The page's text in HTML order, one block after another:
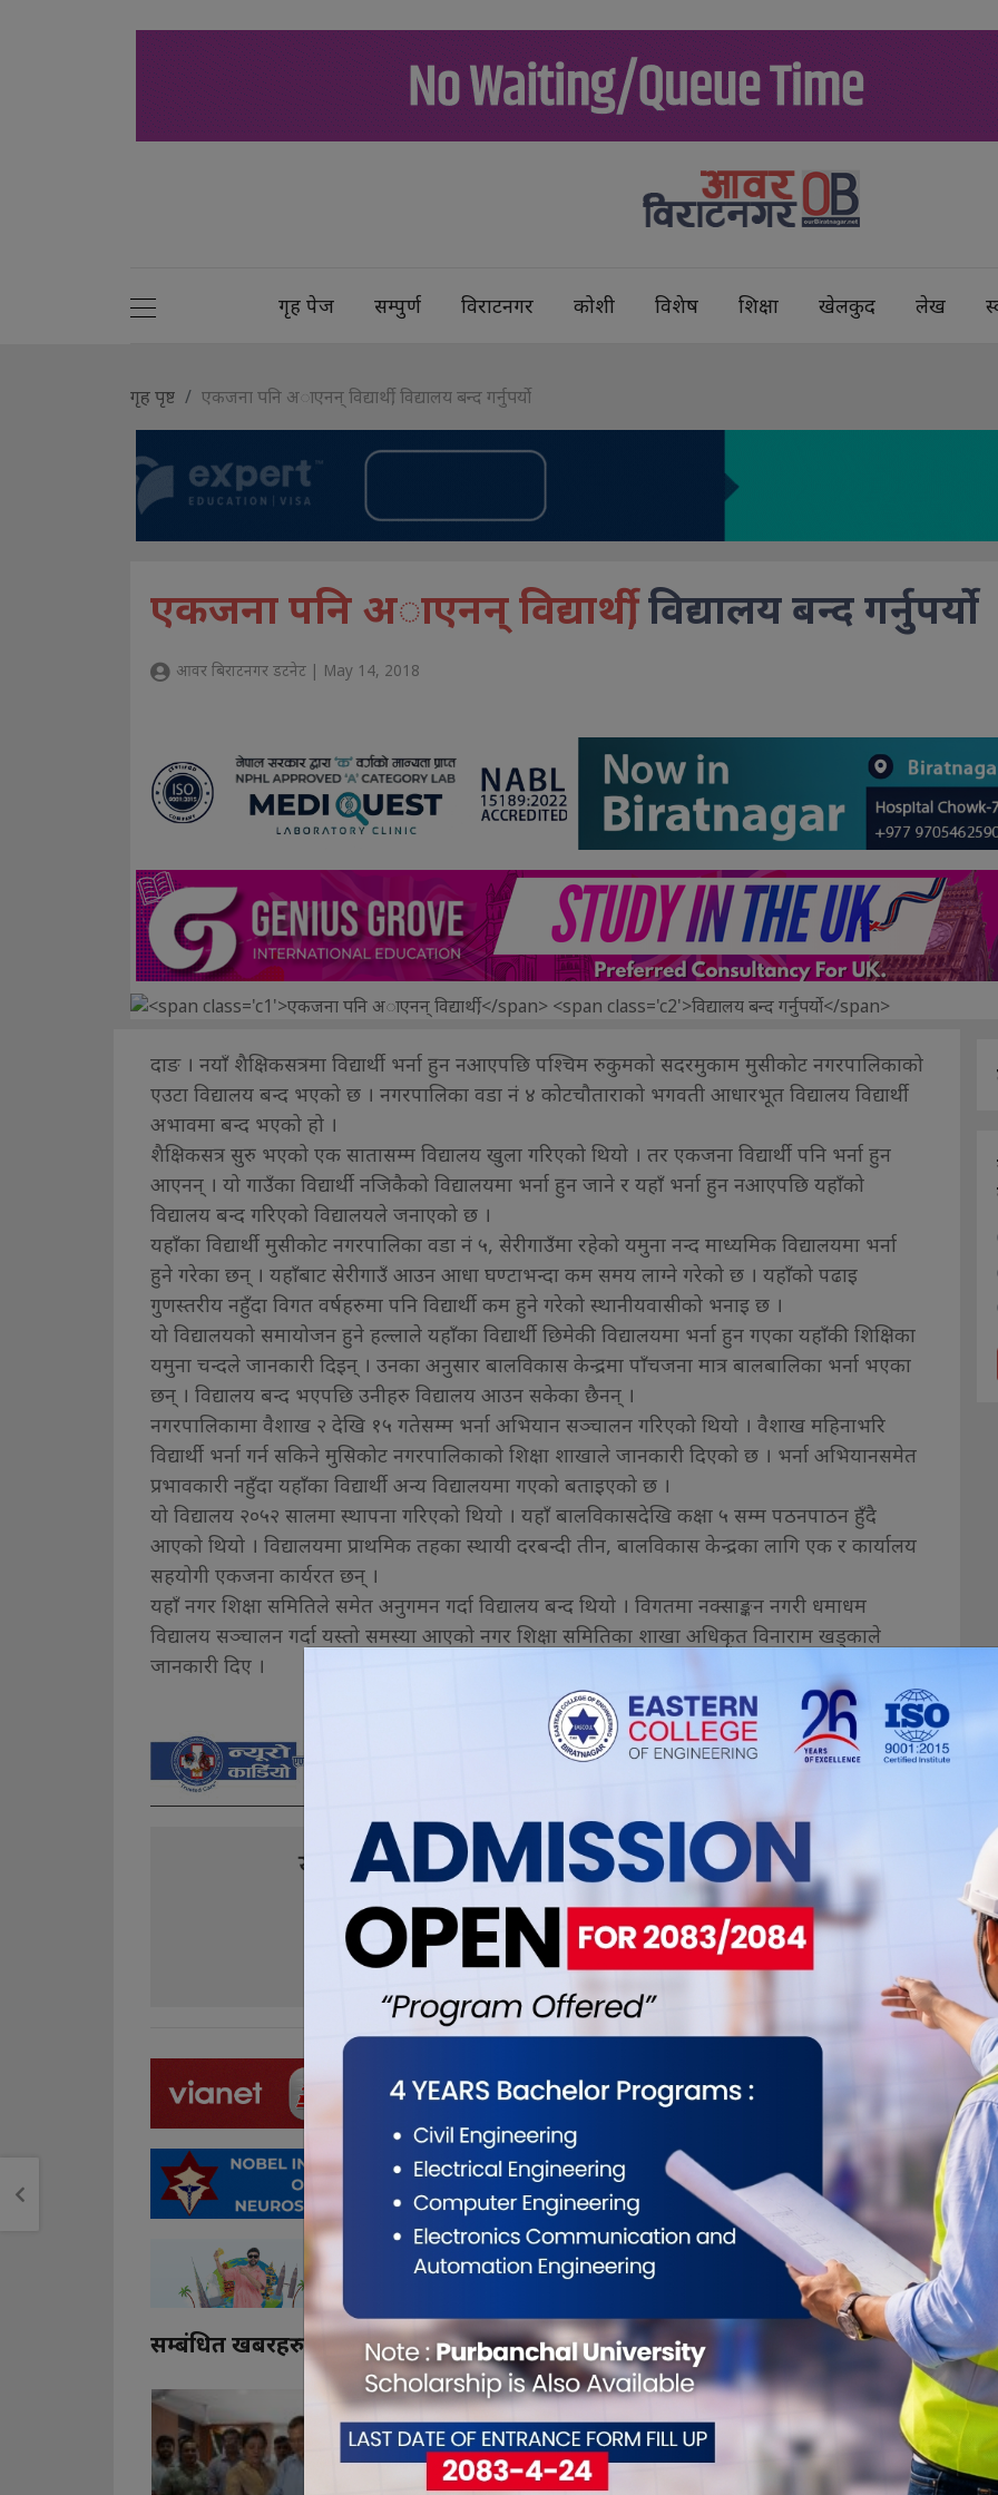
गृह पेज सम्पुर्ण विराटनगर कोशी विशेष शिक्षा खेलकुद लेख
गृह पृष्ट एकजना पनि अाएनन् विद्यार्थी, विद्यालय बन्द गर्नुपर्यो
एकजना पनि अाएनन् विद्यार्थी,विद्यालय बन्द गर्नुपर्यो
आवर बिराटनगर डटनेट | May 14, 2018
दाङ । नयाँ शैक्षिकसत्रमा विद्यार्थी भर्ना हुन नआएपछि पश्चिम रुकुमको सदरमुकाम मुसीकोट नगरपालिकाको
एउटा विद्यालय बन्द भएको छ । नगरपालिका वडा नं ४ कोटचौताराको भगवती आधारभूत विद्यालय विद्यार्थी
अभावमा बन्द भएको हो ।
शैक्षिकसत्र सुरु भएको एक सातासम्म विद्यालय खुला गरिएको थियो । तर एकजना विद्यार्थी पनि भर्ना हुन
आएनन् । यो गाउँका विद्यार्थी नजिकैको विद्यालयमा भर्ना हुन जाने र यहाँ भर्ना हुन नआएपछि यहाँको
विद्यालय बन्द गरिएको विद्यालयले जनाएको छ ।
यहाँका विद्यार्थी मुसीकोट नगरपालिका वडा नं ५, सेरीगाउँमा रहेको यमुना नन्द माध्यमिक विद्यालयमा भर्ना
हुने गरेका छन् । यहाँबाट सेरीगाउँ आउन आधा घण्टाभन्दा कम समय लाग्ने गरेको छ । यहाँको पढाइ
गुणस्तरीय नहुँदा विगत वर्षहरुमा पनि विद्यार्थी कम हुने गरेको स्थानीयवासीको भनाइ छ ।
यो विद्यालयको समायोजन हुने हल्लाले यहाँका विद्यार्थी छिमेकी विद्यालयमा भर्ना हुन गएका यहाँकी शिक्षिका
यमुना चन्दले जानकारी दिइन् । उनका अनुसार बालविकास केन्द्रमा पाँचजना मात्र बालबालिका भर्ना भएका
छन् । विद्यालय बन्द भएपछि उनीहरु विद्यालय आउन सकेका छैनन् ।
नगरपालिकामा वैशाख २ देखि १५ गतेसम्म भर्ना अभियान सञ्चालन गरिएको थियो । वैशाख महिनाभरि
विद्यार्थी भर्ना गर्न सकिने मुसिकोट नगरपालिकाको शिक्षा शाखाले जानकारी दिएको छ । भर्ना अभियानसमेत
प्रभावकारी नहुँदा यहाँका विद्यार्थी अन्य विद्यालयमा गएको बताइएको छ ।
यो विद्यालय २०५२ सालमा स्थापना गरिएको थियो । यहाँ बालविकासदेखि कक्षा ५ सम्म पठनपाठन हुँदै
आएको थियो । विद्यालयमा प्राथमिक तहका स्थायी दरबन्दी तीन, बालविकास केन्द्रका लागि एक र कार्यालय
सहयोगी एकजना कार्यरत छन् ।
यहाँ नगर शिक्षा समितिले समेत अनुगमन गर्दा विद्यालय बन्द थियो । विगतमा नक्साङ्कन नगरी धमाधम
विद्यालय सञ्चालन गर्दा यस्तो समस्या आएको नगर शिक्षा समितिका शाखा अधिकृत विनाराम खड्काले
जानकारी दिए ।
यो खबर पढेर तपाईलाई कस्तो महसुस भयो ?
0 0 0 0 0
सम्बंधित खबरहरु